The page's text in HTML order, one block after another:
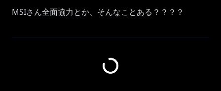
MSIさん全面協力とか、そんなことある？？？？
↓組み立ての様子はMSIガールズチャンネルで公開
https://youtu.be/wnuMFPeSA9M